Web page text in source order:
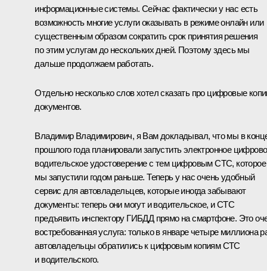
информационные системы. Сейчас фактически у нас есть
возможность многие услуги оказывать в режиме онлайн или
существенным образом сократить срок принятия решения
по этим услугам до нескольких дней. Поэтому здесь мы
дальше продолжаем работать.
Отдельно несколько слов хотел сказать про цифровые
документов.
Владимир Владимирович, я Вам докладывал, что мы в
прошлого года планировали запустить электронное
водительское удостоверение с тем цифровым СТС, которое
мы запустили годом раньше. Теперь у нас очень удобный
сервис для автовладельцев, которые иногда забывают
документы: теперь они могут и водительское, и СТС
предъявить инспектору ГИБДД прямо на смартфоне. Это
востребованная услуга: только в январе четыре миллиона
автовладельцы обратились к цифровым копиям СТС
и водительского.